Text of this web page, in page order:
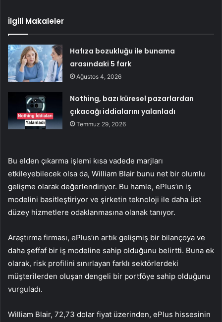
İlgili Makaleler
Hafıza bozukluğu ile bunama
arasındaki 5 fark
Ağustos 4, 2026
Nothing, bazı küresel pazarlardan
çıkacağı iddialarını yalanladı
Temmuz 29, 2026
Bu elden çıkarma işlemi kısa vadede marjları
etkileyebilecek olsa da, William Blair bunu net bir olumlu
gelişme olarak değerlendiriyor. Bu hamle, ePlus’ın iş
modelini basitleştiriyor ve şirketin teknoloji ile daha üst
düzey hizmetlere odaklanmasına olanak tanıyor.
Araştırma firması, ePlus’ın artık gelişmiş bir bilançoya ve
daha şeffaf bir iş modeline sahip olduğunu belirtti. Buna ek
olarak, risk profilini sınırlayan farklı sektörlerdeki
müşterilerden oluşan dengeli bir portföye sahip olduğunu
vurguladı.
William Blair, 72,73 dolar fiyat üzerinden, ePlus hissesinin